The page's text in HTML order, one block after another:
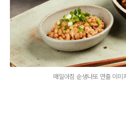
매일아침 순생나또 연출 이미